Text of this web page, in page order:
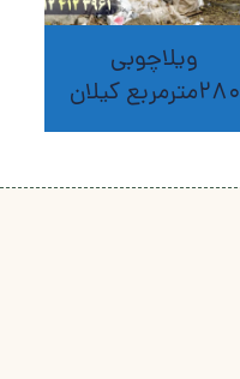
ویلاچوبی
280مترمربع کیلان